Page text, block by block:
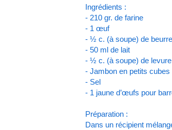
Ingrédients :
- 210 gr. de farine
- 1 œuf
- ½ c. (à soupe) de
- 50 ml de lait
- ½ c. (à soupe) de
- Jambon en petits cubes
- Sel
- 1 jaune d’œufs pour
Préparation :
Dans un récipient